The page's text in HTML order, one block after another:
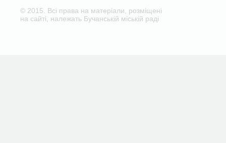
© 2015. Всі права на матеріали, розміщені
на сайті, належать Бучанській міській раді